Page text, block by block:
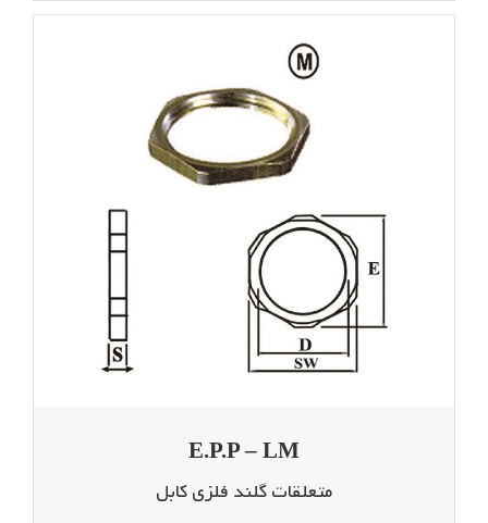
E.P.P – LM
متعلقات گلند فلزی کابل